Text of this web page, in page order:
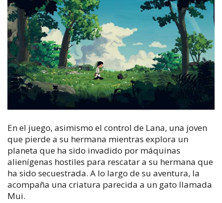
En el juego, asimismo el control de Lana, una joven
que pierde a su hermana mientras explora un
planeta que ha sido invadido por máquinas
alienígenas hostiles para rescatar a su hermana que
ha sido secuestrada. A lo largo de su aventura, la
acompaña una criatura parecida a un gato llamada
Mui.